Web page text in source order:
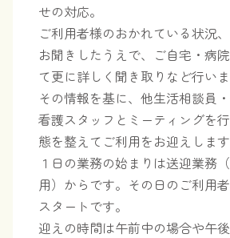
せの対応。
ご利用者様のおかれている状況
お聞きしたうえで、ご自宅・病
て更に詳しく聞き取りなど行いま
その情報を基に、他生活相談員
看護スタッフとミーティングを
態を整えてご利用をお迎えします
１日の業務の始まりは送迎業務
用）からです。その日のご利用
スタートです。
迎えの時間は午前中の場合や午